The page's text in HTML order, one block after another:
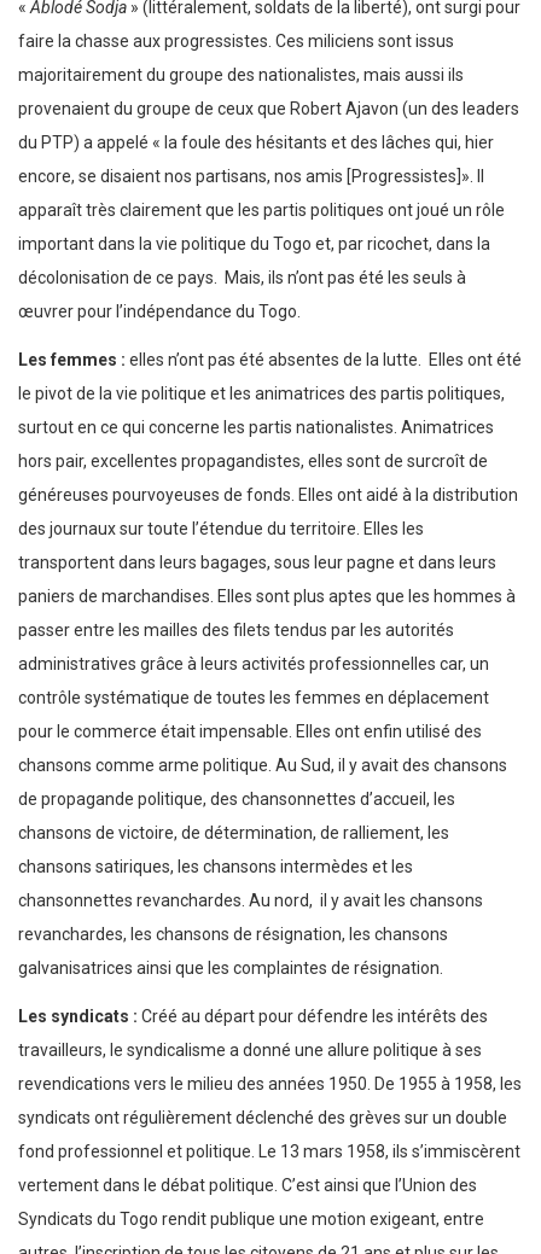
«Ablodé Sodja » (littéralement, soldats de la liberté), ont surgi pour
faire la chasse aux progressistes. Ces miliciens sont issus
majoritairement du groupe des nationalistes, mais aussi ils
provenaient du groupe de ceux que Robert Ajavon (un des leaders
du PTP) a appelé « la foule des hésitants et des lâches qui, hier
encore, se disaient nos partisans, nos amis [Progressistes]». Il
apparaît très clairement que les partis politiques ont joué un rôle
important dans la vie politique du Togo et, par ricochet, dans la
décolonisation de ce pays. Mais, ils n’ont pas été les seuls à
œuvrer pour l’indépendance du Togo.
Les femmes : elles n’ont pas été absentes de la lutte. Elles ont été
le pivot de la vie politique et les animatrices des partis politiques,
surtout en ce qui concerne les partis nationalistes. Animatrices
hors pair, excellentes propagandistes, elles sont de surcroît de
généreuses pourvoyeuses de fonds. Elles ont aidé à la distribution
des journaux sur toute l’étendue du territoire. Elles les
transportent dans leurs bagages, sous leur pagne et dans leurs
paniers de marchandises. Elles sont plus aptes que les hommes à
passer entre les mailles des filets tendus par les autorités
administratives grâce à leurs activités professionnelles car, un
contrôle systématique de toutes les femmes en déplacement
pour le commerce était impensable. Elles ont enfin utilisé des
chansons comme arme politique. Au Sud, il y avait des chansons
de propagande politique, des chansonnettes d’accueil, les
chansons de victoire, de détermination, de ralliement, les
chansons satiriques, les chansons intermèdes et les
chansonnettes revanchardes. Au nord, il y avait les chansons
revanchardes, les chansons de résignation, les chansons
galvanisatrices ainsi que les complaintes de résignation.
Les syndicats : Créé au départ pour défendre les intérêts des
travailleurs, le syndicalisme a donné une allure politique à ses
revendications vers le milieu des années 1950. De 1955 à 1958, les
syndicats ont régulièrement déclenché des grèves sur un double
fond professionnel et politique. Le 13 mars 1958, ils s’immiscèrent
vertement dans le débat politique. C’est ainsi que l’Union des
Syndicats du Togo rendit publique une motion exigeant, entre